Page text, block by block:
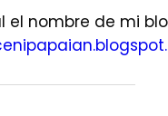
el nombre de mi